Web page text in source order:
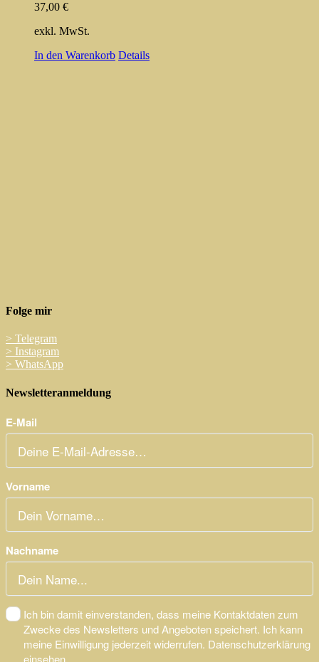
37,00 €
exkl. MwSt.
In den Warenkorb Details
Folge mir
> Telegram
> Instagram
> WhatsApp
Newsletteranmeldung